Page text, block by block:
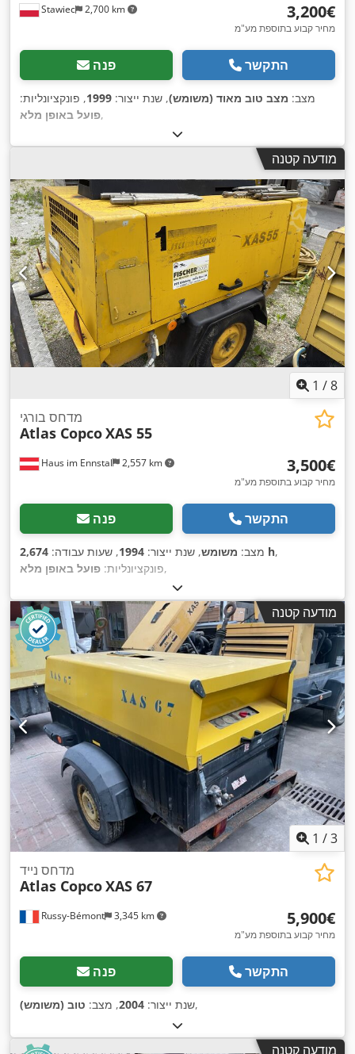
Stawiec 2,700 km ‏3,200 ‏€
מחיר קבוע בתוספת מע"מ
פנה התקשר
מצב: מצב טוב מאוד (משומש), שנת ייצור: 1999, פונקציונליות:
פועל באופן מלא,
מודעה קטנה
1 /8
Haus im Ennstal 2,557 km
מדחס בורגי
Atlas CopcoXAS 55
‏3,500 ‏€
מחיר קבוע בתוספת מע"מ
פנה התקשר
מצב: משומש, שנת ייצור: 1994, שעות עבודה: 2,674 h,
פונקציונליות: פועל באופן מלא ,
מודעה קטנה
1 /3
Russy-Bémont 3,345 km
מדחס נייד
Atlas CopcoXAS 67
‏5,900 ‏€
מחיר קבוע בתוספת מע"מ
פנה התקשר
שנת ייצור: 2004, מצב: טוב (משומש) ,
מודעה קטנה